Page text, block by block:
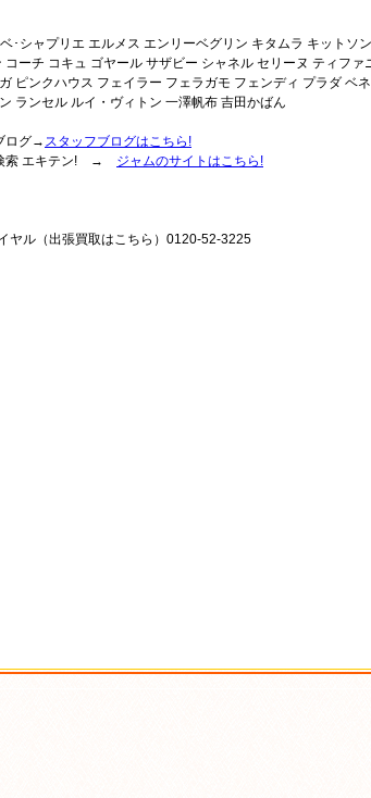
･シャプリエ エルメス エンリーベグリン キタムラ キットソ
ーチ コキュ ゴヤール サザビー シャネル セリーヌ ティファ
ピンクハウス フェイラー フェラガモ フェンディ プラダ ベ
ランセル ルイ・ヴィトン 一澤帆布 吉田かばん
ログ→ スタッフブログはこちら!
検索 エキテン! → ジャムのサイトはこちら!
ル（出張買取はこちら）0120-52-3225